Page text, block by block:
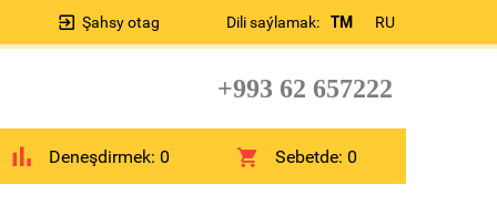
Dili saýlamak: TM RU
Şahsy otag
+993 62 657222
Deneşdirmek: 0 Sebetde:0